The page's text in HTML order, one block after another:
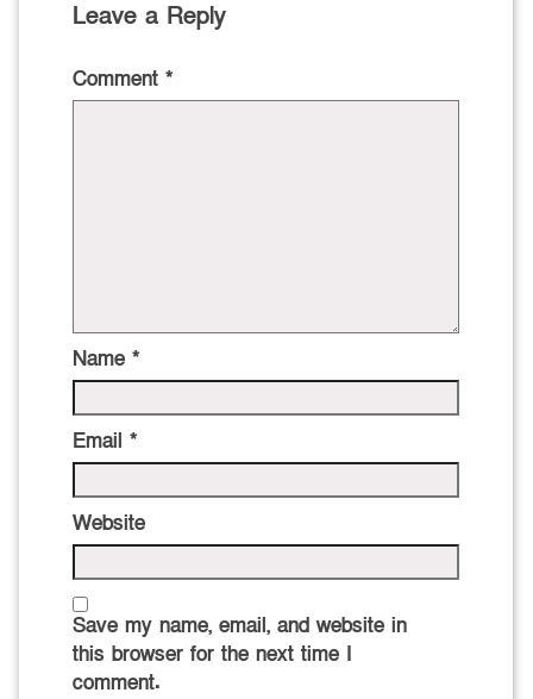
Leave a Reply
Comment *
Name *
Email *
Website
Save my name, email, and website in
this browser for the next time I
comment.